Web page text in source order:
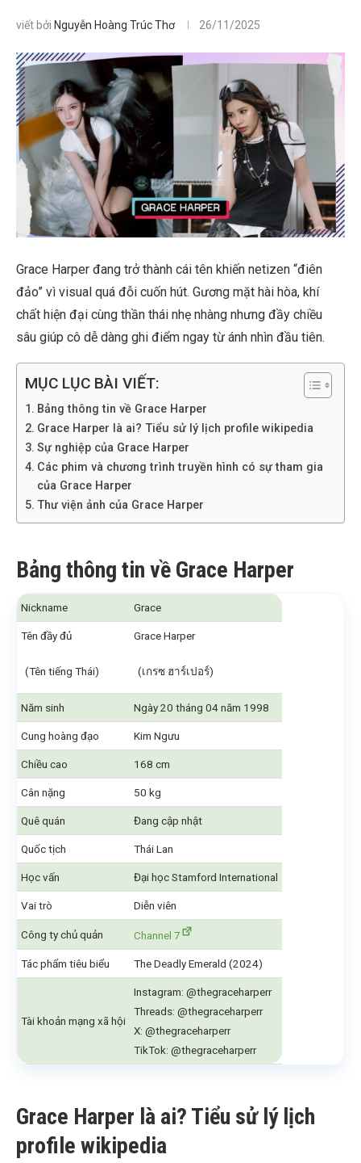
viết bởi Nguyễn Hoàng Trúc Thơ 26/11/2025
Grace Harper đang trở thành cái tên khiến netizen “điên
đảo” vì visual quá đỗi cuốn hút. Gương mặt hài hòa, khí
chất hiện đại cùng thần thái nhẹ nhàng nhưng đầy chiều
sâu giúp cô dễ dàng ghi điểm ngay từ ánh nhìn đầu tiên.
MỤC LỤC BÀI VIẾT:
Bảng thông tin về Grace Harper
Grace Harper là ai? Tiểu sử lý lịch profile wikipedia
Sự nghiệp của Grace Harper
Các phim và chương trình truyền hình có sự tham gia
của Grace Harper
Thư viện ảnh của Grace Harper
Bảng thông tin về Grace Harper
Nickname Grace
Tên đầy đủ
(Tên tiếng Thái)
Grace Harper
(เกรซ ฮาร์เปอร์)
Năm sinh Ngày 20 tháng 04 năm 1998
Cung hoàng đạo Kim Ngưu
Chiều cao 168 cm
Cân nặng 50 kg
Quê quán Đang cập nhật
Quốc tịch Thái Lan
Học vấn Đại học Stamford International
Vai trò Diễn viên
Công ty chủ quản Channel 7
Tác phẩm tiêu biểu The Deadly Emerald (2024)
Tài khoản mạng xã hội
Instagram: @thegraceharperr
Threads: @thegraceharperr
X: @thegraceharperr
TikTok: @thegraceharperr
Grace Harper là ai? Tiểu sử lý lịch
profile wikipedia